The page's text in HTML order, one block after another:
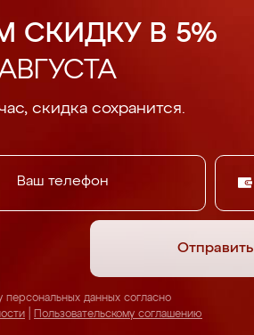
СКИДКУ В 5%
скидка сохранится.
Отправить
персональных данных согласно
Пользовательскому соглашению